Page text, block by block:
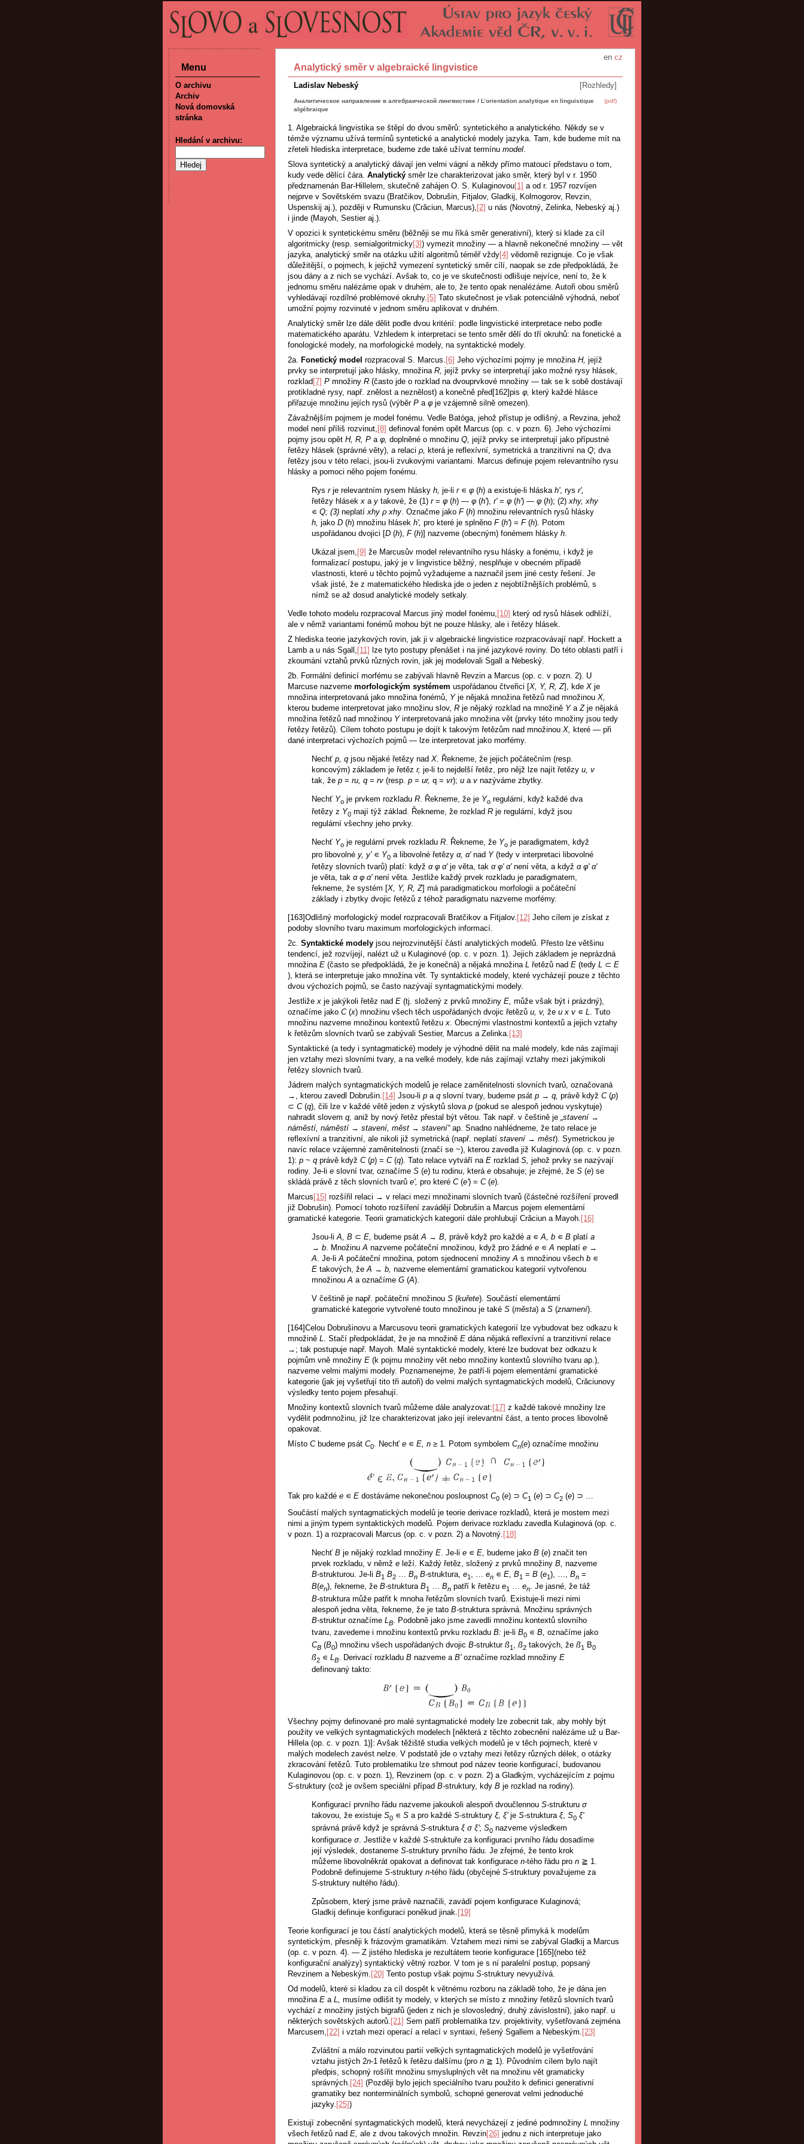
en cz
Analytický směr v algebraické lingvistice
Ladislav Nebeský [Rozhledy]
(pdf)
Аналитическое направление в алгебраической лингвистике / L’orientation analytique en linguistique
algébraique
1. Algebraická lingvistika se štěpí do dvou směrů: syntetického a analytického. Někdy se v
témže významu užívá termínů syntetické a analytické modely jazyka. Tam, kde budeme mít na
zřeteli hlediska interpretace, budeme zde také užívat termínu model.
Slova syntetický a analytický dávají jen velmi vágní a někdy přímo matoucí představu o tom,
kudy vede dělící čára. Analytický směr lze charakterizovat jako směr, který byl v r. 1950
předznamenán Bar-Hillelem, skutečně zahájen O. S. Kulaginovou[1] a od r. 1957 rozvíjen
nejprve v Sovětském svazu (Bratčikov, Dobrušin, Fitjalov, Gladkij, Kolmogorov, Revzin,
Uspenskij aj.), později v Rumunsku (Crăciun, Marcus), [2] u nás (Novotný, Zelinka, Nebeský aj.)
i jinde (Mayoh, Sestier aj.).
V opozici k syntetickému směru (běžněji se mu říká směr generativní), který si klade za cíl
algoritmicky (resp. semialgoritmicky[3]) vymezit množiny — a hlavně nekonečné množiny — vět
jazyka, analytický směr na otázku užití algoritmů téměř vždy[4] vědomě rezignuje. Co je však
důležitější, o pojmech, k jejichž vymezení syntetický směr cílí, naopak se zde předpokládá, že
jsou dány a z nich se vychází. Avšak to, co je ve skutečnosti odlišuje nejvíce, není to, že k
jednomu směru nalézáme opak v druhém, ale to, že tento opak nenalézáme. Autoři obou směrů
vyhledávají rozdílné problémové okruhy. [5] Tato skutečnost je však potenciálně výhodná, neboť
umožní pojmy rozvinuté v jednom směru aplikovat v druhém.
Analytický směr lze dále dělit podle dvou kritérií: podle lingvistické interpretace nebo podle
matematického aparátu. Vzhledem k interpretaci se tento směr dělí do tří okruhů: na fonetické a
fonologické modely, na morfologické modely, na syntaktické modely.
2a. Fonetický model rozpracoval S. Marcus. [6] Jeho výchozími pojmy je množina H, jejíž
prvky se interpretují jako hlásky, množina R, jejíž prvky se interpretují jako možné rysy hlásek,
rozklad [7] P množiny R (často jde o rozklad na dvouprvkové množiny — tak se k sobě dostávají
protikladné rysy, např. znělost a neznělost) a konečně před[162]pis φ, který každé hlásce
přiřazuje množinu jejích rysů (výběr P a φ je vzájemně silně omezen).
Závažnějším pojmem je model fonému. Vedle Batóga, jehož přístup je odlišný, a Revzina, jehož
model není příliš rozvinut, [8] definoval foném opět Marcus (op. c. v pozn. 6). Jeho výchozími
pojmy jsou opět H, R, P a φ, doplněné o množinu Q, jejíž prvky se interpretují jako přípustné
řetězy hlásek (správné věty), a relaci ρ, která je reflexívní, symetrická a tranzitivní na Q; dva
řetězy jsou v této relaci, jsou-li zvukovými variantami. Marcus definuje pojem relevantního rysu
hlásky a pomoci něho pojem fonému.
Rys r je relevantním rysem hlásky h, je-li r ∊ φ (h) a existuje-li hláska h', rys r',
řetězy hlásekx a y takové, že (1) r = φ (h) — φ (h'), r' = φ (h') — φ (h); (2)xhy, xhy
∊ Q; (3) neplatíxhy ρ xhy. Označme jako F (h) množinu relevantních rysů hlásky
h, jako D (h) množinu hlásek h', pro které je splněno F (h') = F (h). Potom
uspořádanou dvojici [D (h), F (h)] nazveme (obecným) fonémem hlásky h.
Ukázal jsem, [9] že Marcusův model relevantního rysu hlásky a fonému, i když je
formalizací postupu, jaký je v lingvistice běžný, nesplňuje v obecném případě
vlastnosti, které u těchto pojmů vyžadujeme a naznačil jsem jiné cesty řešení. Je
však jisté, že z matematického hlediska jde o jeden z nejobtížnějších problémů, s
nímž se až dosud analytické modely setkaly.
Vedle tohoto modelu rozpracoval Marcus jiný model fonému, [10] který od rysů hlásek odhlíží,
ale v němž variantami fonémů mohou být ne pouze hlásky, ale i řetězy hlásek.
Z hlediska teorie jazykových rovin, jak ji v algebraické lingvistice rozpracovávají např. Hockett a
Lamb a u nás Sgall, [11] lze tyto postupy přenášet i na jiné jazykové roviny. Do této oblasti patří i
zkoumání vztahů prvků různých rovin, jak jej modelovali Sgall a Nebeský.
2b. Formální definicí morfému se zabývali hlavně Revzin a Marcus (op. c. v pozn. 2). U
Marcuse nazveme morfologickým systémem uspořádanou čtveřici [X, Y, R, Z], kde X je
množina interpretovaná jako množina fonémů, Y je nějaká množina řetězů nad množinou X,
kterou budeme interpretovat jako množinu slov, R je nějaký rozklad na množině Y aZ je nějaká
množina řetězů nad množinou Y interpretovaná jako množina vět (prvky této množiny jsou tedy
řetězy řetězů). Cílem tohoto postupu je dojít k takovým řetězům nad množinou X, které — při
dané interpretaci výchozích pojmů — lze interpretovat jako morfémy.
Nechť p, q jsou nějaké řetězy nad X. Řekneme, že jejich počátečním (resp.
koncovým) základem je řetěz r, je-li to nejdelší řetěz, pro nějž lze najít řetězy u, v
tak, že p = ru, q = rv (resp. p = ur, q = vr); u a v nazýváme zbytky.
Nechť Yo je prvkem rozkladu R. Řekneme, že je Yo regulární, když každé dva
řetězy z Y0 mají týž základ. Řekneme, že rozklad R je regulární, když jsou
regulární všechny jeho prvky.
Nechť Yo je regulární prvek rozkladu R. Řekneme, že Yo je paradigmatem, když
pro libovolné y, y' ∊ Y0 a libovolné řetězy α, α' nad Y (tedy v interpretaci libovolné
řetězy slovních tvarů) platí: když α φ α' je věta, tak α φ' α' není věta, a když α φ' α'
je věta, tak α φ α' není věta. Jestliže každý prvek rozkladu je paradigmatem,
řekneme, že systém [X, Y, R, Z] má paradigmatickou morfologii a počáteční
základy i zbytky dvojic řetězů z téhož paradigmatu nazveme morfémy.
[163]Odlišný morfologický model rozpracovali Bratčikov a Fitjalov. [12] Jeho cílem je získat z
podoby slovního tvaru maximum morfologických informací.
2c. Syntaktické modely jsou nejrozvinutější částí analytických modelů. Přesto lze většinu
tendencí, jež rozvíjejí, nalézt už u Kulaginové (op. c. v pozn. 1). Jejich základem je neprázdná
množina E (často se předpokládá, že je konečná) a nějaká množina L řetězů nad E (tedy L ⊂ E
), která se interpretuje jako množina vět. Ty syntaktické modely, které vycházejí pouze z těchto
dvou výchozích pojmů, se často nazývají syntagmatickými modely.
Jestližex je jakýkoli řetěz nad E (tj. složený z prvků množiny E, může však být i prázdný),
označíme jako C (x) množinu všech těch uspořádaných dvojic řetězů u, v, že u x v ∊ L. Tuto
množinu nazveme množinou kontextů řetězux. Obecnými vlastnostmi kontextů a jejich vztahy
k řetězům slovních tvarů se zabývali Sestier, Marcus a Zelinka. [13]
Syntaktické (a tedy i syntagmatické) modely je výhodné dělit na malé modely, kde nás zajímají
jen vztahy mezi slovními tvary, a na velké modely, kde nás zajímají vztahy mezi jakýmikoli
řetězy slovních tvarů.
Jádrem malých syntagmatických modelů je relace zaměnitelnosti slovních tvarů, označovaná
→, kterou zavedl Dobrušin. [14] Jsou-li p a q slovní tvary, budeme psát p → q, právě když C (p)
⊂ C (q), čili lze v každé větě jeden z výskytů slova p (pokud se alespoň jednou vyskytuje)
nahradit slovem q, aniž by nový řetěz přestal být větou. Tak např. v češtině je „stavení →
náměstí, náměstí → stavení, měst → stavení“ ap. Snadno nahlédneme, že tato relace je
reflexívní a tranzitivní, ale nikoli již symetrická (např. neplatí stavení → měst). Symetrickou je
navíc relace vzájemné zaměnitelnosti (značí se ~), kterou zavedla již Kulaginová (op. c. v pozn.
1): p ~ q právě když C (p) = C (q). Tato relace vytváří na E rozklad S, jehož prvky se nazývají
rodiny. Je-li e slovní tvar, označíme S (e) tu rodinu, která e obsahuje; je zřejmé, že S (e) se
skládá právě z těch slovních tvarů e', pro které C (e') = C (e).
Marcus [15] rozšířil relaci → v relaci mezi množinami slovních tvarů (částečné rozšíření provedl
již Dobrušin). Pomocí tohoto rozšíření zavádějí Dobrušin a Marcus pojem elementární
gramatické kategorie. Teorii gramatických kategorií dále prohlubují Crăciun a Mayoh. [16]
Jsou-liA, B ⊂ E, budeme psátA → B, právě když pro každé a ∊A, b ∊ B platí a
→ b. MnožinuA nazveme počáteční množinou, když pro žádné e ∊A neplatí e →
A. Je-liA počáteční množina, potom sjednocení množinyA s množinou všech b ∊
E takových, žeA → b, nazveme elementární gramatickou kategorií vytvořenou
množinouA a označíme G (A).
V češtině je např. počáteční množinou S (kuřete). Součástí elementární
gramatické kategorie vytvořené touto množinou je také S (města) a S (znamení).
[164]Celou Dobrušinovu a Marcusovu teorii gramatických kategorií lze vybudovat bez odkazu k
množině L. Stačí předpokládat, že je na množině E dána nějaká reflexívní a tranzitivní relace
→; tak postupuje např. Mayoh. Malé syntaktické modely, které lze budovat bez odkazu k
pojmům vně množiny E (k pojmu množiny vět nebo množiny kontextů slovního tvaru ap.),
nazveme velmi malými modely. Poznamenejme, že patří-li pojem elementární gramatické
kategorie (jak jej vyšetřují tito tři autoři) do velmi malých syntagmatických modelů, Crăciunovy
výsledky tento pojem přesahují.
Množiny kontextů slovních tvarů můžeme dále analyzovat: [17] z každé takové množiny lze
vydělit podmnožinu, již lze charakterizovat jako její irelevantní část, a tento proces libovolně
opakovat.
Místo C budeme psát C0. Nechť e ∊ E, n ≥ 1. Potom symbolem Cn(e) označíme množinu
Tak pro každé e ∊ E dostáváme nekonečnou posloupnost C0 (e) ⊃ C1 (e) ⊃ C2 (e) ⊃ …
Součástí malých syntagmatických modelů je teorie derivace rozkladů, která je mostem mezi
nimi a jiným typem syntaktických modelů. Pojem derivace rozkladu zavedla Kulaginová (op. c.
v pozn. 1) a rozpracovali Marcus (op. c. v pozn. 2) a Novotný. [18]
Nechť B je nějaký rozklad množiny E . Je-li e ∊ E, budeme jako B (e) značit ten
prvek rozkladu, v němž e leží. Každý řetěz, složený z prvků množiny B, nazveme
B-strukturou. Je-li B1 B2 Bn B-struktura, e1 en ∊ E, B1 = B (e1), …, Bn =
B(en), řekneme, že B-struktura B1 … Bn patří k řetězu e1 … en. Je jasné, že táž
B-struktura může patřit k mnoha řetězům slovních tvarů. Existuje-li mezi nimi
alespoň jedna věta, řekneme, že je tato B-struktura správná. Množinu správných
B-struktur označíme L B
. Podobně jako jsme zavedli množinu kontextů slovního
tvaru, zavedeme i množinu kontextů prvku rozkladu B: je-li B0 ∊ B, označíme jako
CB (B0) množinu všech uspořádaných dvojic B-struktur ß1 ß2 takových, že ß1 B0
ß2 ∊ L B . Derivací rozkladu B nazveme a B' označíme rozklad množiny E
definovaný takto:
Všechny pojmy definované pro malé syntagmatické modely lze zobecnit tak, aby mohly být
použity ve velkých syntagmatických modelech [některá z těchto zobecnění nalézáme už u Bar-
Hillela (op. c. v pozn. 1)]: Avšak těžiště studia velkých modelů je v těch pojmech, které v
malých modelech zavést nelze. V podstatě jde o vztahy mezi řetězy různých délek, o otázky
zkracování řetězů. Tuto problematiku lze shrnout pod název teorie konfigurací, budovanou
Kulaginovou (op. c. v pozn. 1), Revzinem (op. c. v pozn. 2) a Gladkým, vycházejícím z pojmu
S-struktury (což je ovšem speciální případ B-struktury, kdy B je rozklad na rodiny).
Konfigurací prvního řádu nazveme jakoukoli alespoň dvoučlennou S-strukturu σ
takovou, že existuje S0 ∊ S a pro každé S-struktury ξ, ξ' je S-struktura ξ, S0 ξ'
správná právě když je správná S-struktura ξ σ ξ'; S0 nazveme výsledkem
konfigurace σ. Jestliže v každé S-struktuře za konfiguraci prvního řádu dosadíme
její výsledek, dostaneme S-struktury prvního řádu. Je zřejmé, že tento krok
můžeme libovolněkrát opakovat a definovat tak konfigurace n-tého řádu pro n ≧ 1.
Podobně definujeme S-struktury n-tého řádu (obyčejné S-struktury považujeme za
S-struktury nultého řádu).
Způsobem, který jsme právě naznačili, zavádí pojem konfigurace Kulaginová;
Gladkij definuje konfiguraci poněkud jinak. [19]
Teorie konfigurací je tou částí analytických modelů, která se těsně přimyká k modelům
syntetickým, přesněji k frázovým gramatikám. Vztahem mezi nimi se zabýval Gladkij a Marcus
(op. c. v pozn. 4). — Z jistého hlediska je rezultátem teorie konfigurace [165](nebo též
konfigurační analýzy) syntaktický větný rozbor. V tom je s ní paralelní postup, popsaný
Revzinem a Nebeským. [20] Tento postup však pojmu S-struktury nevyužívá.
Od modelů, které si kladou za cíl dospět k větnému rozboru na základě toho, že je dána jen
množina E a L, musíme odlišit ty modely, v kterých se místo z množiny řetězů slovních tvarů
vychází z množiny jistých bigrafů (jeden z nich je slovosledný, druhý závislostní), jako např. u
některých sovětských autorů. [21] Sem patří problematika tzv. projektivity, vyšetřovaná zejména
Marcusem, [22] i vztah mezi operací a relací v syntaxi, řešený Sgallem a Nebeským. [23]
Zvláštní a málo rozvinutou partií velkých syntagmatických modelů je vyšetřování
vztahu jistých 2n-1 řetězů k řetězu dalšímu (pro n ≧ 1). Původním cílem bylo najít
předpis, schopný rošířit množinu smysluplných vět na množinu vět gramaticky
správných. [24] (Později bylo jejich speciálního tvaru použito k definici generativní
gramatiky bez nonterminálních symbolů, schopné generovat velmi jednoduché
jazyky. [25])
Existují zobecnění syntagmatických modelů, která nevycházejí z jediné podmnožiny L množiny
všech řetězů nad E, ale z dvou takových množin. Revzin[26] jednu z nich interpretuje jako
Menu
O archivu
Archiv
Nová domovská
stránka
Hledání v archivu: